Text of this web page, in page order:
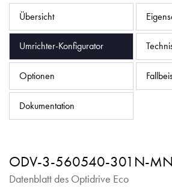
Übersicht
Umrichter-Konfigurator
Optionen
Dokumentation
ODV-3-560540-301N-MN
Datenblatt des Optidrive Eco